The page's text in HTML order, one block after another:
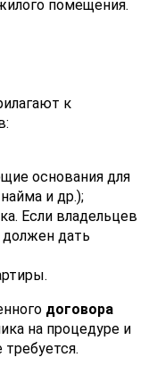
помещения.
к
основания для
и др.);
Если владельцев
должен дать
договора
на процедуре и